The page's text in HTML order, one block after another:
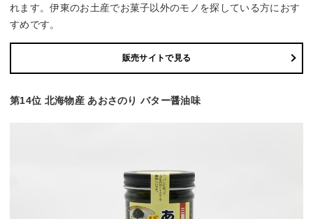
れます。伊東のお土産でお菓子以外のモノを探している方におす
すめです。
販売サイトで見る
第14位 北海物産 あおさのり バター醤油味